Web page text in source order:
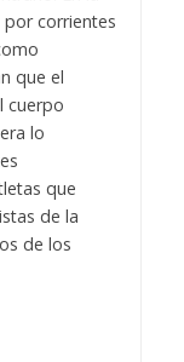
por corrientes
que el
cuerpo
lo
que
de la
de los